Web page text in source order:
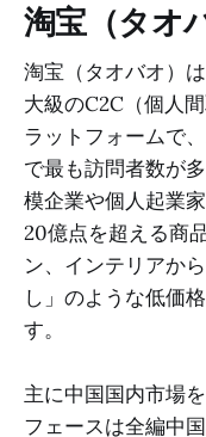
淘宝（タオ
淘宝（タオバオ）
大級のC2C（個人
ラットフォームで
で最も訪問者数が
模企業や個人起業
20億点を超える商
ン、インテリアか
し」のような低価
す。
主に中国国内市場
フェースは全編中